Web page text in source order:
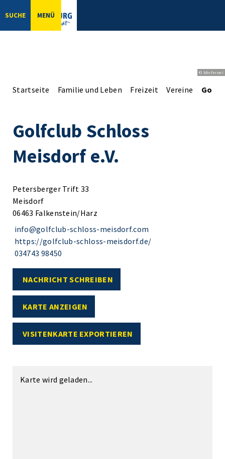
SUCHE MENÜ
© bbsferrari
Startseite Familie und Leben Freizeit Vereine
Golfclub Schloss
Meisdorf e.V.
Petersberger Trift 33
Meisdorf
06463 Falkenstein/Harz
info@golfclub-schloss-meisdorf.com
https://golfclub-schloss-meisdorf.de/
034743 98450
NACHRICHT SCHREIBEN
KARTE ANZEIGEN
VISITENKARTE EXPORTIEREN
Karte wird geladen...